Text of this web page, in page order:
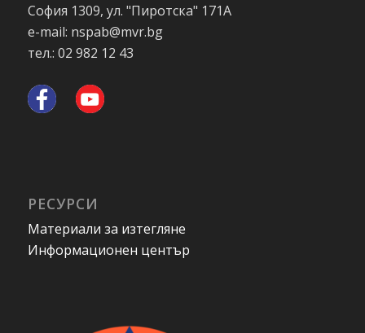
София 1309, ул. "Пиротска" 171А
e-mail: nspab@mvr.bg
тел.: 02 982 12 43
РЕСУРСИ
Материали за изтегляне
Информационен център